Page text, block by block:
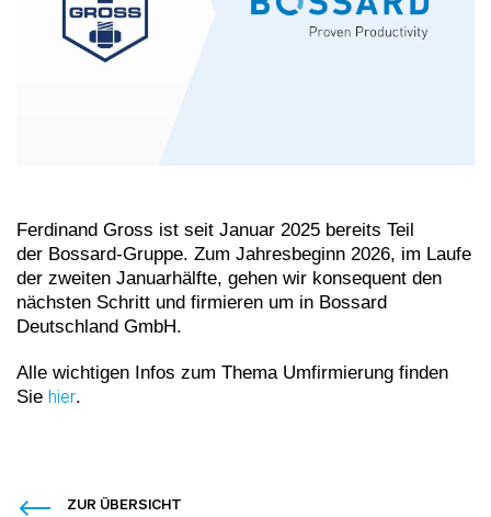
Ferdinand Gross ist seit Januar 2025 bereits Teil
der Bossard-Gruppe. Zum Jahresbeginn 2026, im Laufe
der zweiten Januarhälfte, gehen wir konsequent den
nächsten Schritt und firmieren um in Bossard
Deutschland GmbH.
Alle wichtigen Infos zum Thema Umfirmierung finden
Sie hier.
ZUR ÜBERSICHT